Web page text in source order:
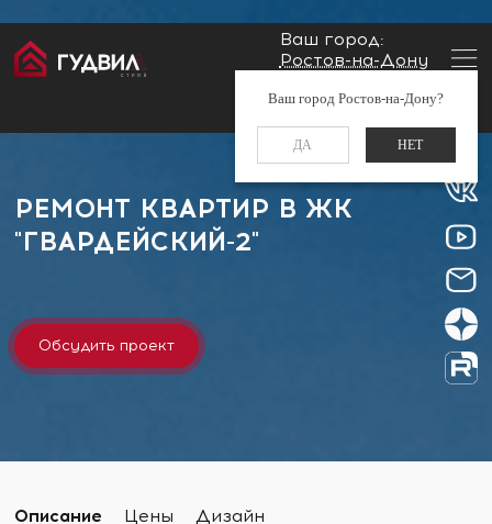
Ваш город:
Ростов-на-Дону
Ваш город Ростов-на-Дону?
ДА НЕТ
Заказать звонок
Главная Застройщики
РЕМОНТ КВАРТИР В ЖК
"ГВАРДЕЙСКИЙ-2"
Обсудить проект
Описание Цены Дизайн